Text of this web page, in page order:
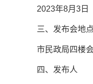
2023年8月3日
三、发布会地点
市民政局四楼
四、发布人